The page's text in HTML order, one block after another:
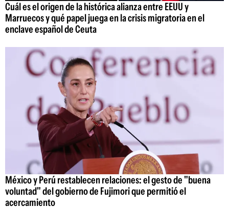
Cuál es el origen de la histórica alianza entre EEUU y
Marruecos y qué papel juega en la crisis migratoria en el
enclave español de Ceuta
México y Perú restablecen relaciones: el gesto de "buena
voluntad" del gobierno de Fujimori que permitió el
acercamiento